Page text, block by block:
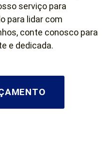
serviço para
para lidar com
conte conosco para
e dedicada.